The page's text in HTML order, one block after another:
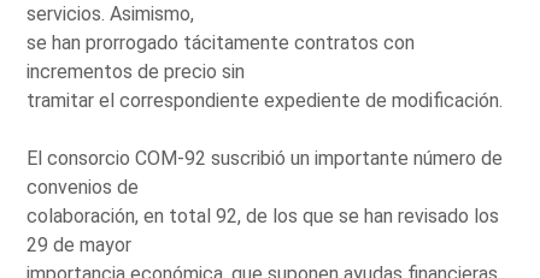
servicios. Asimismo,
se han prorrogado tácitamente contratos con
incrementos de precio sin
tramitar el correspondiente expediente de modificación.
El consorcio COM-92 suscribió un importante número de
convenios de
colaboración, en total 92, de los que se han revisado los
29 de mayor
importancia económica, que suponen ayudas financieras